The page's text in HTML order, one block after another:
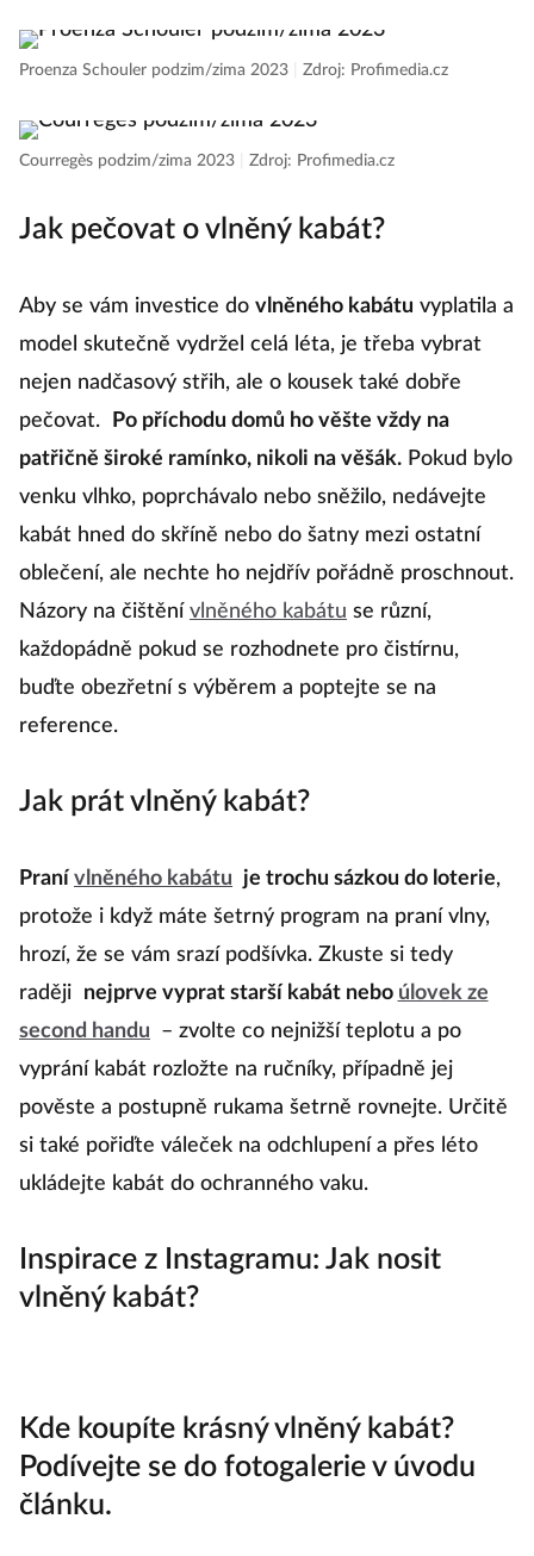
Proenza Schouler podzim/zima 2023 Zdroj: Profimedia.cz
Courregès podzim/zima 2023 Zdroj: Profimedia.cz
Jak pečovat o vlněný kabát?
Aby se vám investice do vlněného kabátu vyplatila a
model skutečně vydržel celá léta, je třeba vybrat
nejen nadčasový střih, ale o kousek také dobře
pečovat.
Po příchodu domů ho věšte vždy na
patřičně široké ramínko, nikoli na věšák. Pokud bylo
venku vlhko, poprchávalo nebo sněžilo, nedávejte
kabát hned do skříně nebo do šatny mezi ostatní
oblečení, ale nechte ho nejdřív pořádně proschnout.
Názory na čištění vlněného kabátu se různí,
každopádně pokud se rozhodnete pro čistírnu,
buďte obezřetní s výběrem a poptejte se na
reference.
Jak prát vlněný kabát?
Praní vlněného kabátu je trochu sázkou do loterie,
protože i když máte šetrný program na praní vlny,
hrozí, že se vám srazí podšívka. Zkuste si tedy
raději
nejprve vyprat starší kabát nebo úlovek ze
second handu
– zvolte co nejnižší teplotu a po
vyprání kabát rozložte na ručníky, případně jej
pověste a postupně rukama šetrně rovnejte. Určitě
si také pořiďte váleček na odchlupení a přes léto
ukládejte kabát do ochranného vaku.
Inspirace z Instagramu: Jak nosit
vlněný kabát?
Kde koupíte krásný vlněný kabát?
Podívejte se do fotogalerie v úvodu
článku.